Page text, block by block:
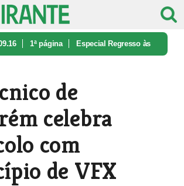
1ª página Especial Regresso às
de
celebra
com
de VFX